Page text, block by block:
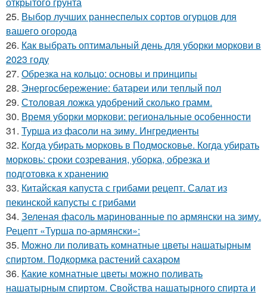
25. Выбор лучших раннеспелых сортов огурцов для
вашего огорода
26. Как выбрать оптимальный день для уборки моркови в
2023 году
27. Обрезка на кольцо: основы и принципы
28. Энергосбережение: батареи или теплый пол
29. Столовая ложка удобрений сколько грамм.
30. Время уборки моркови: региональные особенности
31. Турша из фасоли на зиму. Ингредиенты
32. Когда убирать морковь в Подмосковье. Когда убирать
морковь: сроки созревания, уборка, обрезка и
подготовка к хранению
33. Китайская капуста с грибами рецепт. Салат из
пекинской капусты с грибами
34. Зеленая фасоль маринованные по армянски на зиму.
Рецепт «Турша по-армянски»:
35. Можно ли поливать комнатные цветы нашатырным
спиртом. Подкормка растений сахаром
36. Какие комнатные цветы можно поливать
нашатырным спиртом. Свойства нашатырного спирта и